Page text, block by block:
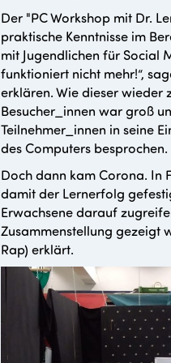
Der "PC Workshop mit Dr.
praktische Kenntnisse im
mit Jugendlichen für Social
funktioniert nicht mehr!“,
erklären. Wie dieser wieder
Besucher_innen war groß
Teilnehmer_innen in seine
des Computers besprochen.
Doch dann kam Corona. In
damit der Lernerfolg
Erwachsene darauf
Zusammenstellung gezeigt
Rap) erklärt.